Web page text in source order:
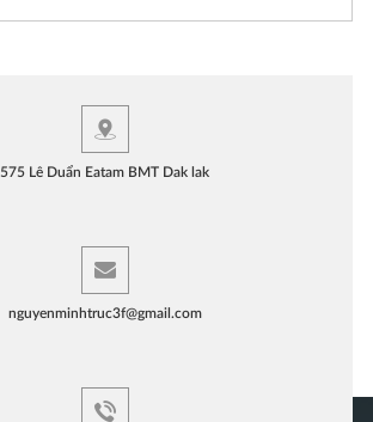
575 Lê Duẩn Eatam BMT Dak lak
nguyenminhtruc3f@gmail.com